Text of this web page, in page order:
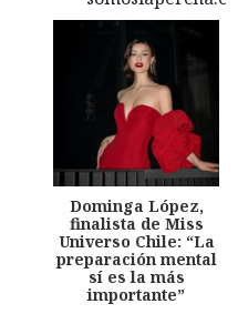
Dominga López,
finalista de Miss
Universo Chile: “La
preparación mental
sí es la más
importante”